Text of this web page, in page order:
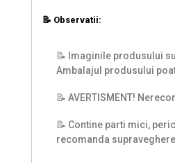
📝 Observatii:
📝 Imaginile produsului
Ambalajul produsului
📝 AVERTISMENT!
📝 Contine parti mici,
recomanda